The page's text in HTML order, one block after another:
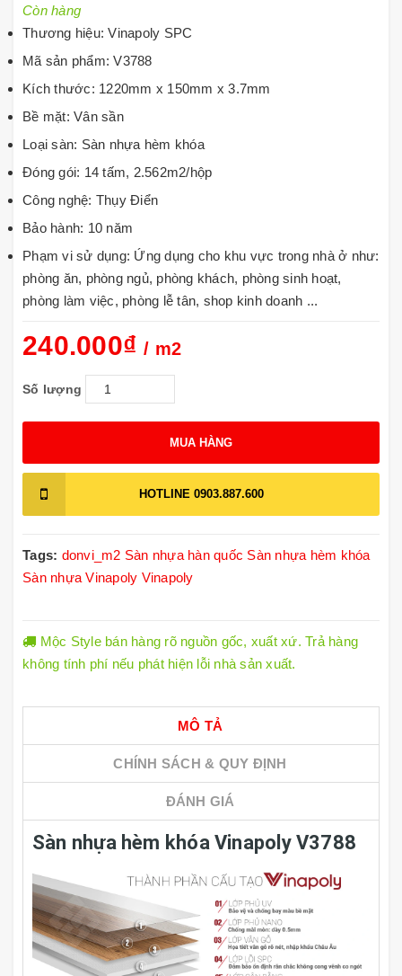
Còn hàng
Thương hiệu: Vinapoly SPC
Mã sản phẩm: V3788
Kích thước: 1220mm x 150mm x 3.7mm
Bề mặt: Vân sần
Loại sàn: Sàn nhựa hèm khóa
Đóng gói: 14 tấm, 2.562m2/hộp
Công nghệ: Thụy Điển
Bảo hành: 10 năm
Phạm vi sử dụng: Ứng dụng cho khu vực trong nhà ở như:
phòng ăn, phòng ngủ, phòng khách, phòng sinh hoạt,
phòng làm việc, phòng lễ tân, shop kinh doanh ...
240.000₫/ m2
Số lượng
MUA HÀNG
HOTLINE 0903.887.600
Tags: donvi_m2 Sàn nhựa hàn quốc Sàn nhựa hèm khóa
Sàn nhựa Vinapoly Vinapoly
Mộc Style bán hàng rõ nguồn gốc, xuất xứ. Trả hàng
không tính phí nếu phát hiện lỗi nhà sản xuất.
MÔ TẢ
CHÍNH SÁCH & QUY ĐỊNH
ĐÁNH GIÁ
Sàn nhựa hèm khóa Vinapoly V3788